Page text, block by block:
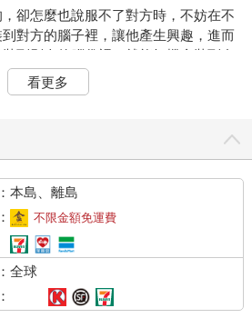
卻怎麼也說服不了對方時，不妨在不
對方的腦子裡，讓他產生興趣，進而
到別人的腦袋裡，就能把機會裝到自
找某家公司的A老闆。威廉說：「雖然
，威廉決定研究如何影響別人的行
的設計理念。之後，威廉想出了一個
完成的圖樣，來到A老闆的辦公室，對
張沒有完成的圖樣，請您告訴我，怎
？」
緩緩的說：「這樣吧，你先把這幾張圖
，過幾天，你再來找我。」
看更多
本島、離島
不限金額免運費
全球